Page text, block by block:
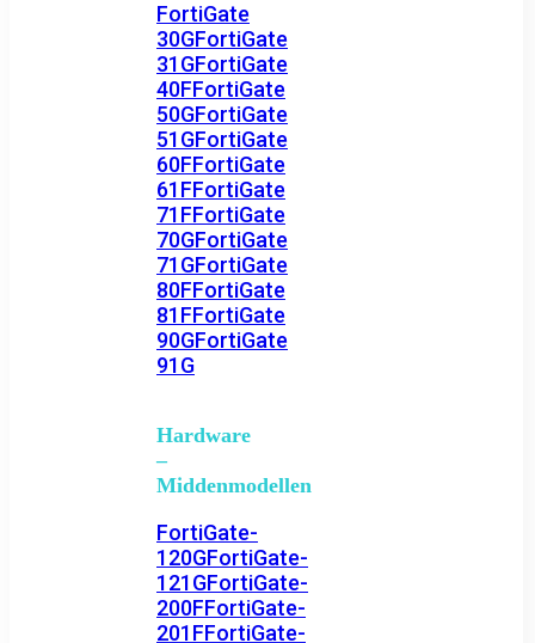
FortiGate
30GFortiGate
31GFortiGate
40FFortiGate
50GFortiGate
51GFortiGate
60FFortiGate
61FFortiGate
71FFortiGate
70GFortiGate
71GFortiGate
80FFortiGate
81FFortiGate
90GFortiGate
91G
Hardware
–
Middenmodellen
FortiGate-
120GFortiGate-
121GFortiGate-
200FFortiGate-
201FFortiGate-